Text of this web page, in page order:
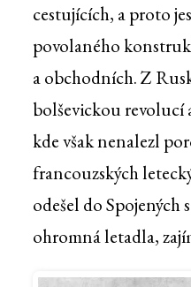
cestujících, a proto
povolaného
a obchodních. Z
bolševickou revolucí
kde však nenalezl
francouzských
odešel do Spojených
ohromná letadla,